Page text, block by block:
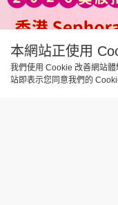
本網站正使用
我們使用 Cookie 改善網站
站即表示您同意我們的